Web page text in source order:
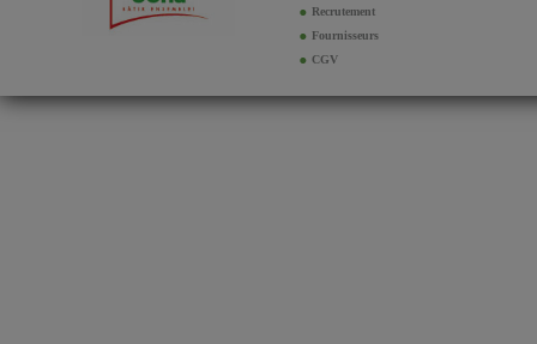
Recrutement
Fournisseurs
CGV